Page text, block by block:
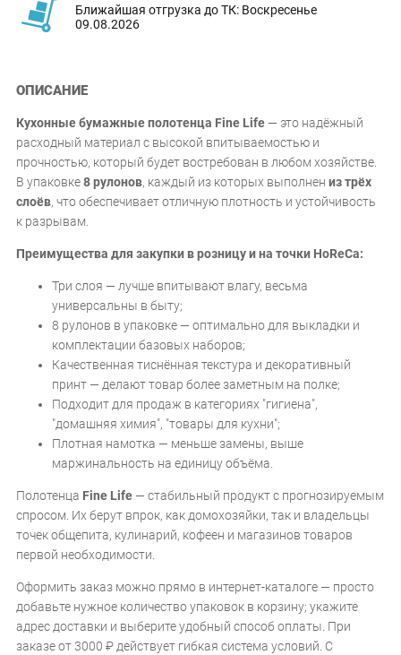
Ближайшая отгрузка до ТК: Воскресенье
09.08.2026
ОПИСАНИЕ
Кухонные бумажные полотенца Fine Life — это надёжный
расходный материал с высокой впитываемостью и
прочностью, который будет востребован в любом хозяйстве.
В упаковке8 рулонов, каждый из которых выполнениз трёх
слоёв, что обеспечивает отличную плотность и устойчивость
к разрывам.
Преимущества для закупки в розницу и на точки HoReCa:
Три слоя — лучше впитывают влагу, весьма
универсальны в быту;
8 рулонов в упаковке — оптимально для выкладки и
комплектации базовых наборов;
Качественная тиснённая текстура и декоративный
принт — делают товар более заметным на полке;
Подходит для продаж в категориях "гигиена",
"домашняя химия", "товары для кухни";
Плотная намотка — меньше замены, выше
маржинальность на единицу объёма.
Полотенца Fine Life — стабильный продукт с прогнозируемым
спросом. Их берут впрок, как домохозяйки, так и владельцы
точек общепита, кулинарий, кофеен и магазинов товаров
первой необходимости.
Оформить заказ можно прямо в интернет-каталоге — просто
добавьте нужное количество упаковок в корзину; укажите
адрес доставки и выберите удобный способ оплаты. При
заказе от 3000 ₽ действует гибкая система условий. С